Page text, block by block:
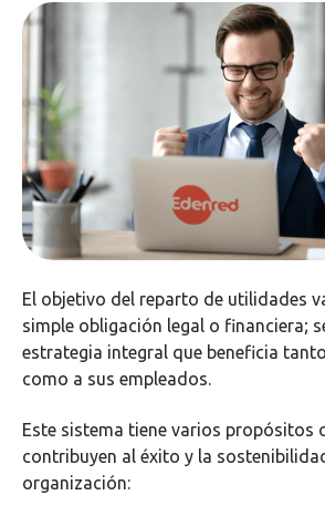
El objetivo del reparto de utilidades
simple obligación legal o financiera;
estrategia integral que beneficia
como a sus empleados.
Este sistema tiene varios propósitos
contribuyen al éxito y la
organización: